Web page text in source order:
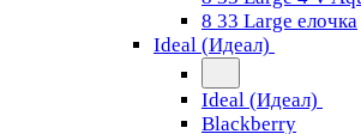
8 33 Large елочка
Ideal (Идеал)
Ideal (Идеал)
Blackberry